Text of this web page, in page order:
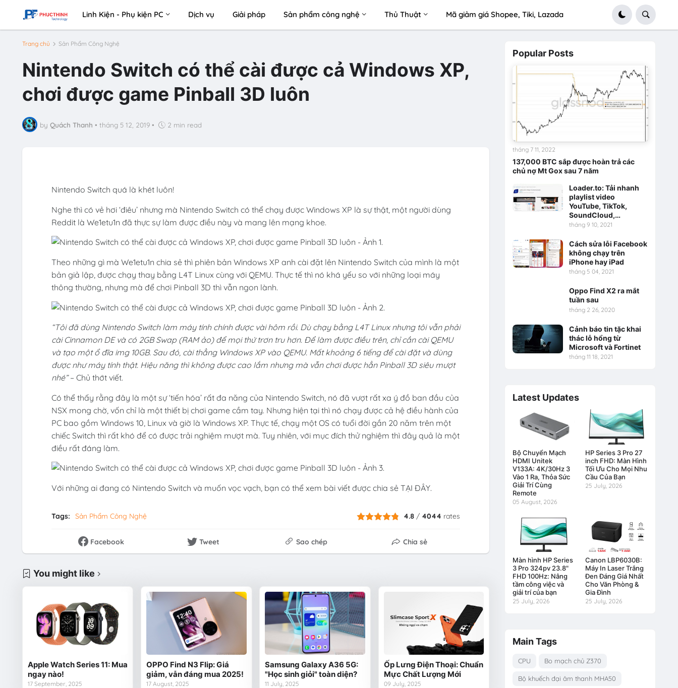
Linh Kiện - Phụ kiện PC Dịch vụ Giải pháp Sản phẩm công nghệ Thủ Thuật Mã giảm giá Shopee, Tiki, Lazada
Trang chủ Sản Phẩm Công Nghệ
Nintendo Switch có thể cài được cả Windows XP,
chơi được game Pinball 3D luôn
by Quách Thanh • tháng 5 12, 2019 • 2 min read
Nintendo Switch quá là khét luôn!
Nghe thì có vẻ hơi ‘điêu’ nhưng mà Nintendo Switch có thể chạy được Windows XP là sự thật, một người dùng
Reddit là We1etu1n đã thực sự làm được điều này và mang lên mạng khoe.
Theo những gì mà We1etu1n chia sẻ thì phiên bản Windows XP anh cài đặt lên Nintendo Switch của mình là một
bản giả lập, được chạy thay bằng L4T Linux cùng với QEMU. Thực tế thì nó khá yếu so với những loại máy
thông thường, nhưng mà để chơi Pinball 3D thì vẫn ngon lành.
“Tôi đã dùng Nintendo Switch làm máy tính chính được vài hôm rồi. Dù chạy bằng L4T Linux nhưng tôi vẫn phải
cài Cinnamon DE và có 2GB Swap (RAM ảo) để mọi thứ trơn tru hơn. Để làm được điều trên, chỉ cần cài QEMU
và tạo một ổ đĩa img 10GB. Sau đó, cài thẳng Windows XP vào QEMU. Mất khoảng 6 tiếng để cài đặt và dùng
được như máy tính thật. Hiệu năng thì không được cao lắm nhưng mà vẫn chơi được hẳn Pinball 3D siêu mượt
nhé”– Chủ thớt viết.
Có thể thấy rằng đây là một sự ‘tiến hóa’ rất đa năng của Nintendo Switch, nó đã vượt rất xa ý đồ ban đầu của
NSX mong chờ, vốn chỉ là một thiết bị chơi game cầm tay. Nhưng hiện tại thì nó chạy được cả hệ điều hành của
PC bao gồm Windows 10, Linux và giờ là Windows XP. Thực tế, chạy một OS có tuổi đời gần 20 năm trên một
chiếc Switch thì rất khó để có được trải nghiệm mượt mà. Tuy nhiên, với mục đích thử nghiệm thì đây quả là một
điều rất đáng làm.
Với những ai đang có Nintendo Switch và muốn vọc vạch, bạn có thể xem bài viết được chia sẻ TẠI ĐÂY.
Tags: Sản Phẩm Công Nghệ 4.8 / 4044 rates
Facebook Tweet Sao chép Chia sẻ
You might like
Apple Watch Series 11: Mua
ngay nào!
17 September, 2025
OPPO Find N3 Flip: Giá
giảm, vẫn đáng mua 2025!
17 August, 2025
Samsung Galaxy A36 5G:
"Học sinh giỏi" toàn diện?
11 July, 2025
Ốp Lưng Điện Thoại: Chuẩn
Mực Chất Lượng Mới
09 July, 2025
Popular Posts
137,000 BTC sắp được hoàn trả các
chủ nợ Mt Gox sau 7 năm
tháng 7 11, 2022
Loader.to: Tải nhanh
playlist video
YouTube, TikTok,
SoundCloud,…
tháng 9 10, 2021
Cách sửa lỗi Facebook
không chạy trên
iPhone hay iPad
tháng 5 04, 2021
Oppo Find X2 ra mắt
tuần sau
tháng 2 26, 2020
Cảnh báo tin tặc khai
thác lỗ hổng từ
Microsoft và Fortinet
tháng 11 18, 2021
Latest Updates
Bộ Chuyển Mạch
HDMI Unitek
V133A: 4K/30Hz 3
Vào 1 Ra, Thỏa Sức
Giải Trí Cùng
Remote
05 August, 2026
HP Series 3 Pro 27
inch FHD: Màn Hình
Tối Ưu Cho Mọi Nhu
Cầu Của Bạn
25 July, 2026
Màn hình HP Series
3 Pro 324pv 23.8"
FHD 100Hz: Nâng
tầm công việc và
giải trí của bạn
25 July, 2026
Canon LBP6030B:
Máy In Laser Trắng
Đen Đáng Giá Nhất
Cho Văn Phòng &
Gia Đình
25 July, 2026
Main Tags
CPU Bo mạch chủ Z370
Bộ khuếch đại âm thanh MHA50